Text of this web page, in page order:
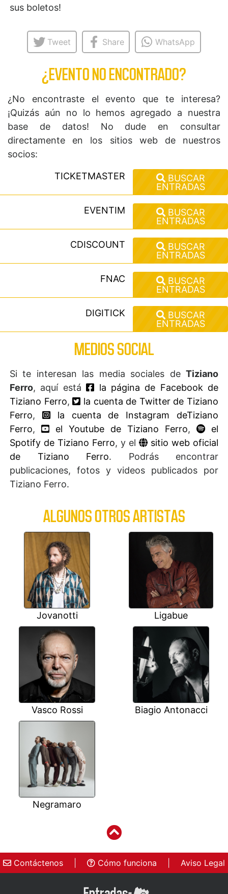
sus boletos!
Tweet Share WhatsApp
¿EVENTO NO ENCONTRADO?
¿No encontraste el evento que te interesa?
¡Quizás aún no lo hemos agregado a nuestra
base de datos! No dude en consultar
directamente en los sitios web de nuestros
socios:
TICKETMASTER
BUSCAR
ENTRADAS
EVENTIM
BUSCAR
ENTRADAS
CDISCOUNT
BUSCAR
ENTRADAS
FNAC
BUSCAR
ENTRADAS
DIGITICK
BUSCAR
ENTRADAS
MEDIOS SOCIAL
Si te interesan las media sociales de Tiziano
Ferro, aquí está
la página de Facebook de
Tiziano Ferro,
la cuenta de Twitter de Tiziano
Ferro,
la cuenta de Instagram deTiziano
Ferro, el Youtube de Tiziano Ferro,
el
Spotify de Tiziano Ferro, y el
sitio web oficial
de Tiziano Ferro. Podrás encontrar
publicaciones, fotos y videos publicados por
Tiziano Ferro.
ALGUNOS OTROS ARTISTAS
Jovanotti Ligabue
Vasco Rossi Biagio Antonacci
Negramaro
Contáctenos Cómo funciona Aviso Legal